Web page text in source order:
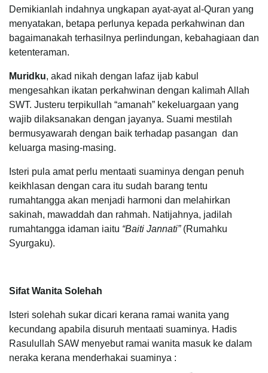
Demikianlah indahnya ungkapan ayat-ayat al-Quran yang
menyatakan, betapa perlunya kepada perkahwinan dan
bagaimanakah terhasilnya perlindungan, kebahagiaan dan
ketenteraman.
Muridku, akad nikah dengan lafaz ijab kabul
mengesahkan ikatan perkahwinan dengan kalimah Allah
SWT. Justeru terpikullah “amanah” kekeluargaan yang
wajib dilaksanakan dengan jayanya. Suami mestilah
bermusyawarah dengan baik terhadap pasangan dan
keluarga masing-masing.
Isteri pula amat perlu mentaati suaminya dengan penuh
keikhlasan dengan cara itu sudah barang tentu
rumahtangga akan menjadi harmoni dan melahirkan
sakinah, mawaddah dan rahmah. Natijahnya, jadilah
rumahtangga idaman iaitu “Baiti Jannati”(Rumahku
Syurgaku).
Sifat Wanita Solehah
Isteri solehah sukar dicari kerana ramai wanita yang
kecundang apabila disuruh mentaati suaminya. Hadis
Rasulullah SAW menyebut ramai wanita masuk ke dalam
neraka kerana menderhakai suaminya :